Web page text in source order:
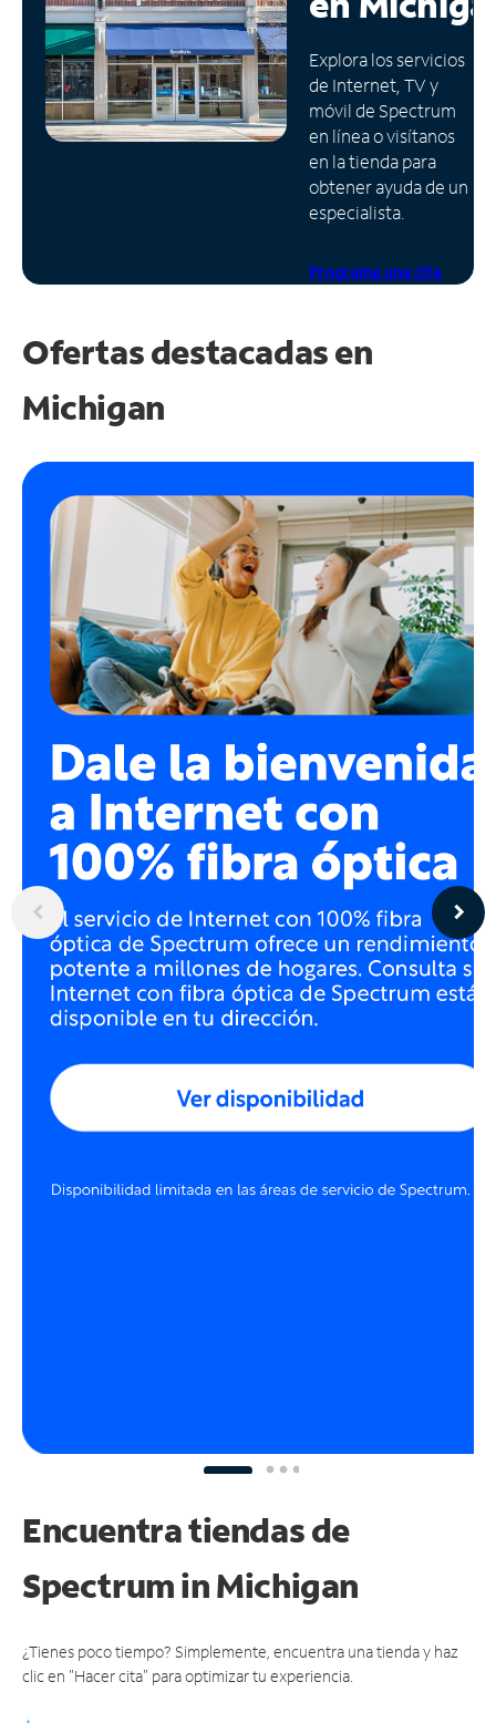
Administrar
cuenta
Encuentra
una
tienda
Explora los servicios
de Internet, TV y
móvil de Spectrum
en línea o visítanos
en la tienda para
obtener ayuda de un
especialista.
Programa una cita
Ofertas destacadas en
Michigan
Encuentra tiendas de
Spectrumin Michigan
¿Tienes poco tiempo? Simplemente, encuentra una tienda y haz
clic en "Hacer cita" para optimizar tu experiencia.